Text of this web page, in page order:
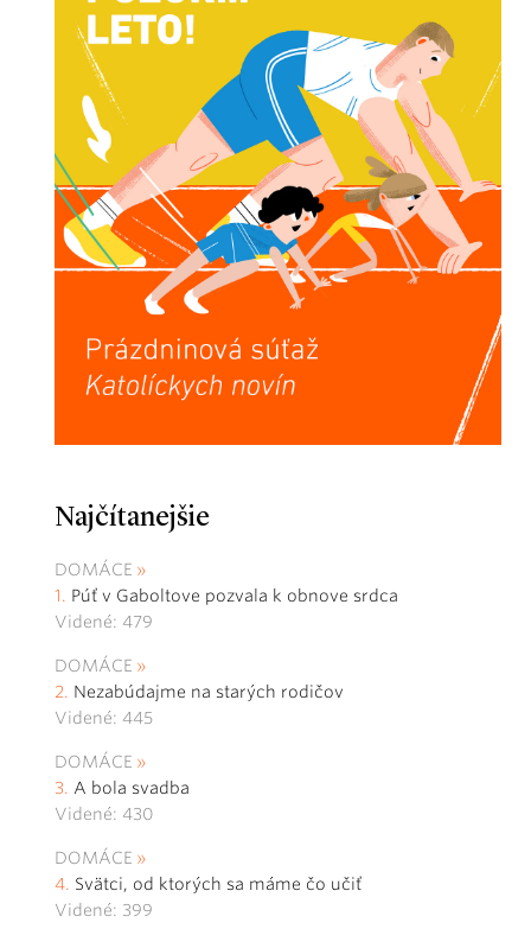
Najčítanejšie
DOMÁCE
Púť v Gaboltove pozvala k obnove srdca
Videné: 479
DOMÁCE
Nezabúdajme na starých rodičov
Videné: 445
DOMÁCE
A bola svadba
Videné: 430
DOMÁCE
Svätci, od ktorých sa máme čo učiť
Videné: 399